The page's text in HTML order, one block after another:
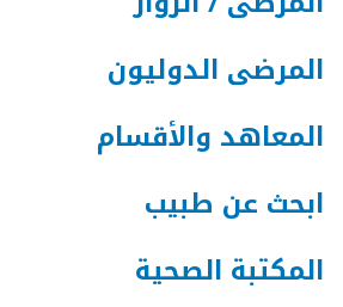
المرضى الدوليون
المعاهد والأقسام
ابحث عن طبيب
المكتبة الصحية